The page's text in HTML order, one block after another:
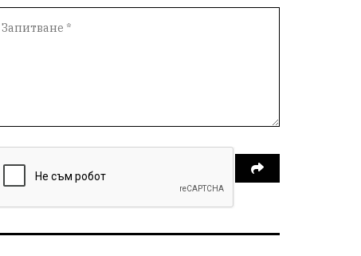
ученици ремонти Красив Плевен
Ивелин Михайлов инфраструктура
здравеопазване задържани